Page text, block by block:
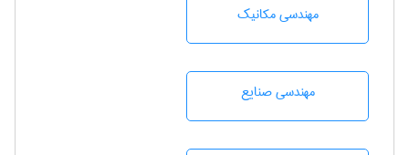
مهندسی مکانیک
مهندسی صنايع